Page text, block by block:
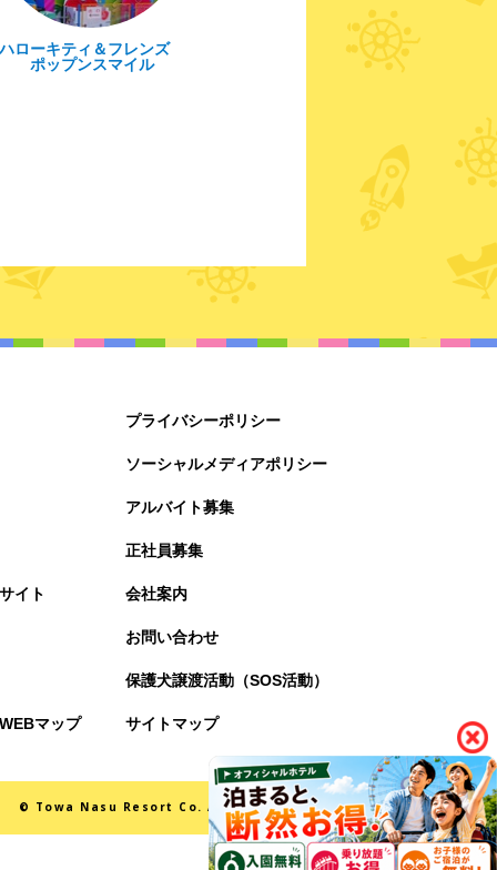
パラボ！ F²（エフ・ツー）
イト
マップ
プライバシーポリシー
ソーシャルメディアポリシー
アルバイト募集
正社員募集
会社案内
お問い合わせ
保護犬譲渡活動（SOS活動）
サイトマップ
© Towa Nasu Resort Co. All Rights Reserved.